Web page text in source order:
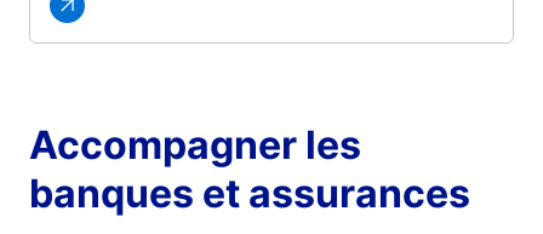
Accompagner les
banques et assurances